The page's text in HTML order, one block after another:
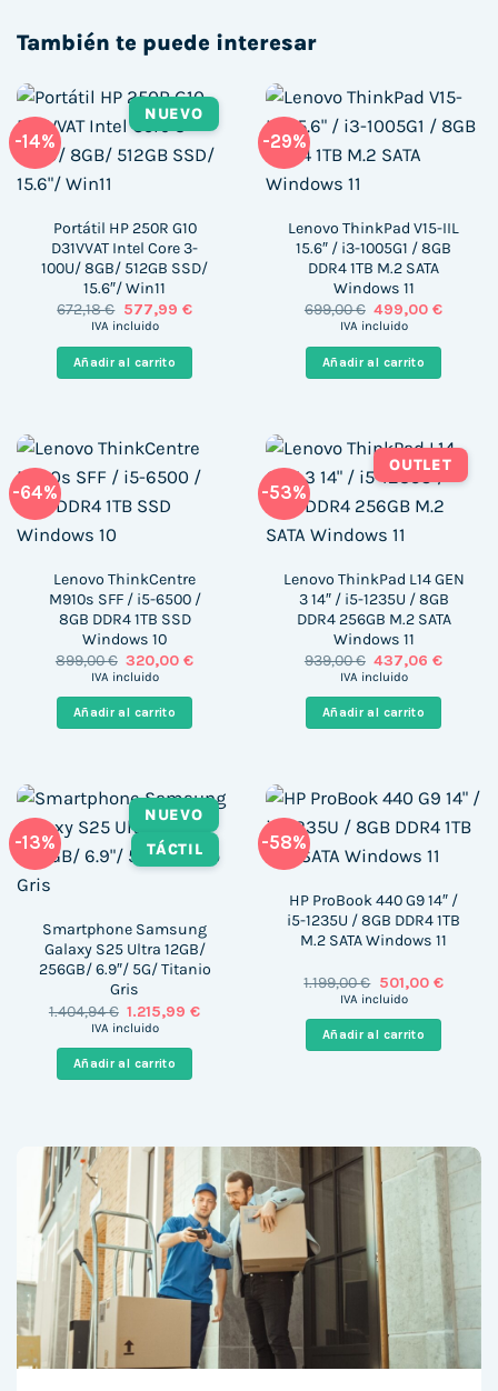
También te puede interesar
-14%
NUEVO
Portátil HP 250R G10
D31VVAT Intel Core 3-
100U/ 8GB/ 512GB SSD/
15.6″/ Win11
672,18€ El
precio
era:
672,18 €.
577,99 €El
es:
IVA incluido
Añadir al carrito
-29%
Lenovo ThinkPad V15-IIL
15.6″ / i3-1005G1 / 8GB
DDR4 1TB M.2 SATA
Windows 11
699,00€ El
precio
era:
699,00 €.
499,00€El
IVA incluido
Añadir al carrito
-64%
Lenovo ThinkCentre
M910s SFF / i5-6500 /
8GB DDR4 1TB SSD
Windows 10
899,00€ El
precio
era:
899,00 €.
320,00€El
IVA incluido
Añadir al carrito
-53%
OUTLET
Lenovo ThinkPad L14 GEN
3 14″ / i5-1235U / 8GB
DDR4 256GB M.2 SATA
Windows 11
939,00€ El
precio
era:
939,00 €.
437,06€El
IVA incluido
Añadir al carrito
-13%
NUEVO
TÁCTIL
Smartphone Samsung
Galaxy S25 Ultra 12GB/
256GB/ 6.9″/ 5G/ Titanio
Gris
1.404,94€ El
precio
era:
1.404,94 €.
1.215,99€El
IVA incluido
Añadir al carrito
-58%
HP ProBook 440 G9 14″ /
i5-1235U / 8GB DDR4 1TB
M.2 SATA Windows 11
1.199,00€ El
precio
era:
1.199,00 €.
501,00 €El
IVA incluido
Añadir al carrito